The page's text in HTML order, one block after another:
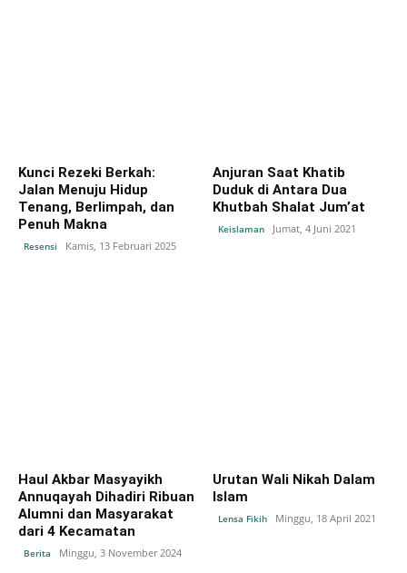
Kunci Rezeki Berkah:
Jalan Menuju Hidup
Tenang, Berlimpah, dan
Penuh Makna
Resensi Kamis, 13 Februari 2025
Anjuran Saat Khatib
Duduk di Antara Dua
Khutbah Shalat Jum’at
Keislaman Jumat, 4 Juni 2021
Haul Akbar Masyayikh
Annuqayah Dihadiri Ribuan
Alumni dan Masyarakat
dari 4 Kecamatan
Berita Minggu, 3 November 2024
Urutan Wali Nikah Dalam
Islam
Lensa Fikih Minggu, 18 April 2021